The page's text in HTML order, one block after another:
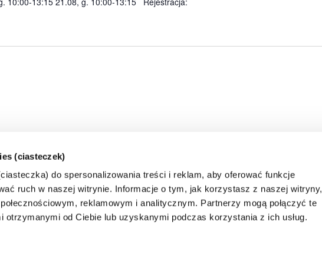
(ciasteczek)
do spersonalizowania treści i reklam, aby oferować funkcje
ruch w naszej witrynie. Informacje o tym, jak korzystasz z naszej witryny,
reklamowym i analitycznym. Partnerzy mogą połączyć te
otrzymanymi od Ciebie lub uzyskanymi podczas korzystania z ich usług.